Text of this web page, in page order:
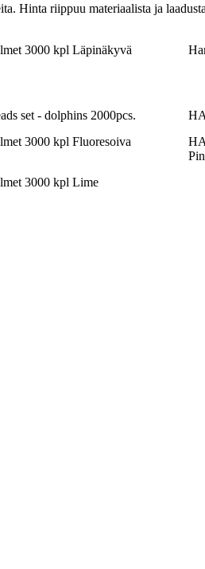
Hinta riippuu materiaalista ja
3000 kpl Läpinäkyvä
set - dolphins 2000pcs.
3000 kpl Fluoresoiva
3000 kpl Lime